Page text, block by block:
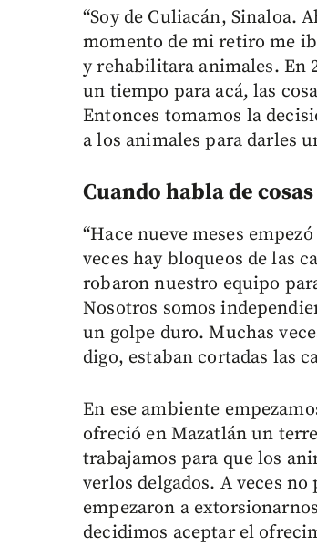
“Soy de Culiacán, Sinaloa.
momento de mi retiro me
y rehabilitara animales. En
un tiempo para acá, las
Entonces tomamos la
a los animales para darles
Cuando habla de
“Hace nueve meses
veces hay bloqueos de las
robaron nuestro equipo
Nosotros somos
un golpe duro. Muchas
digo, estaban cortadas las
En ese ambiente
ofreció en Mazatlán un
trabajamos para que los
verlos delgados. A veces
empezaron a
decidimos aceptar el